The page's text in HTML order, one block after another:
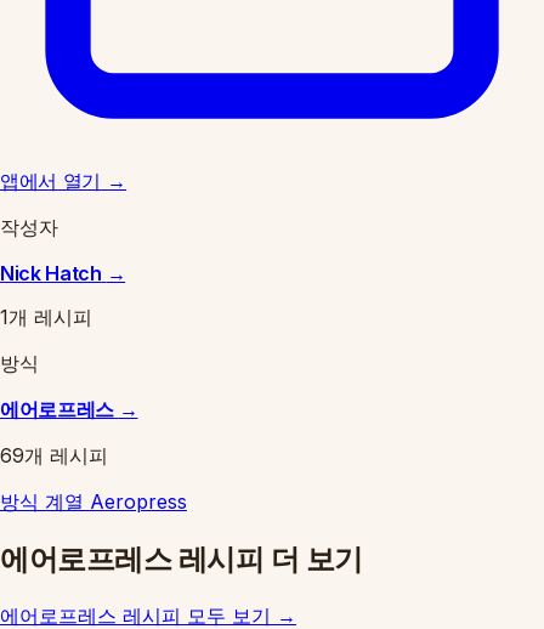
앱에서 열기 →
작성자
Nick Hatch →
1개 레시피
방식
에어로프레스 →
69개 레시피
방식 계열 Aeropress
에어로프레스 레시피 더 보기
에어로프레스 레시피 모두 보기 →